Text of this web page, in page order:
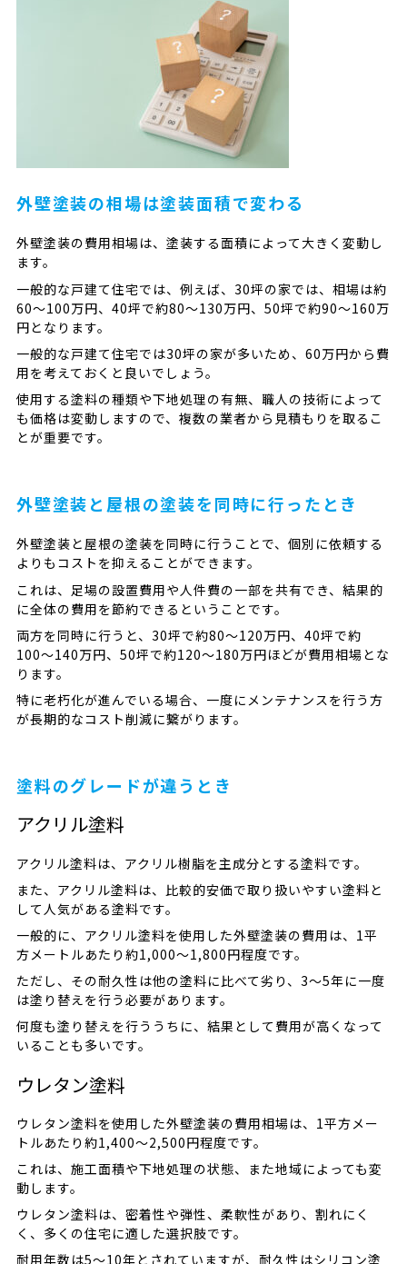
外壁塗装の相場は塗装面積で変わる
外壁塗装の費用相場は、塗装する面積によって大きく変動し
ます。
一般的な戸建て住宅では、例えば、30坪の家では、相場は約
60〜100万円、40坪で約80〜130万円、50坪で約90〜160万
円となります。
一般的な戸建て住宅では30坪の家が多いため、60万円から費
用を考えておくと良いでしょう。
使用する塗料の種類や下地処理の有無、職人の技術によって
も価格は変動しますので、複数の業者から見積もりを取るこ
とが重要です。
外壁塗装と屋根の塗装を同時に行ったとき
外壁塗装と屋根の塗装を同時に行うことで、個別に依頼する
よりもコストを抑えることができます。
これは、足場の設置費用や人件費の一部を共有でき、結果的
に全体の費用を節約できるということです。
両方を同時に行うと、30坪で約80〜120万円、40坪で約
100〜140万円、50坪で約120〜180万円ほどが費用相場とな
ります。
特に老朽化が進んでいる場合、一度にメンテナンスを行う方
が長期的なコスト削減に繋がります。
塗料のグレードが違うとき
アクリル塗料
アクリル塗料は、アクリル樹脂を主成分とする塗料です。
また、アクリル塗料は、比較的安価で取り扱いやすい塗料と
して人気がある塗料です。
一般的に、アクリル塗料を使用した外壁塗装の費用は、1平
方メートルあたり約1,000〜1,800円程度です。
ただし、その耐久性は他の塗料に比べて劣り、3〜5年に一度
は塗り替えを行う必要があります。
何度も塗り替えを行ううちに、結果として費用が高くなって
いることも多いです。
ウレタン塗料
ウレタン塗料を使用した外壁塗装の費用相場は、1平方メー
トルあたり約1,400〜2,500円程度です。
これは、施工面積や下地処理の状態、また地域によっても変
動します。
ウレタン塗料は、密着性や弾性、柔軟性があり、割れにく
く、多くの住宅に適した選択肢です。
耐用年数は5〜10年とされていますが、耐久性はシリコン塗